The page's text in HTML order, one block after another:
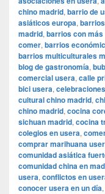
chino madrid, barrio de
asiáticos europa,
madrid, barrios con
comer, barrios
barrios multiculturales
blog de gastronomía,
comercial usera, calle
bici usera,
cultural chino madrid,
chino madrid, cocina
sichuan madrid, cocina
colegios en usera,
comprar marihuana
comunidad asiática
comunidad china en
usera, conflictos en
conocer usera en un día,